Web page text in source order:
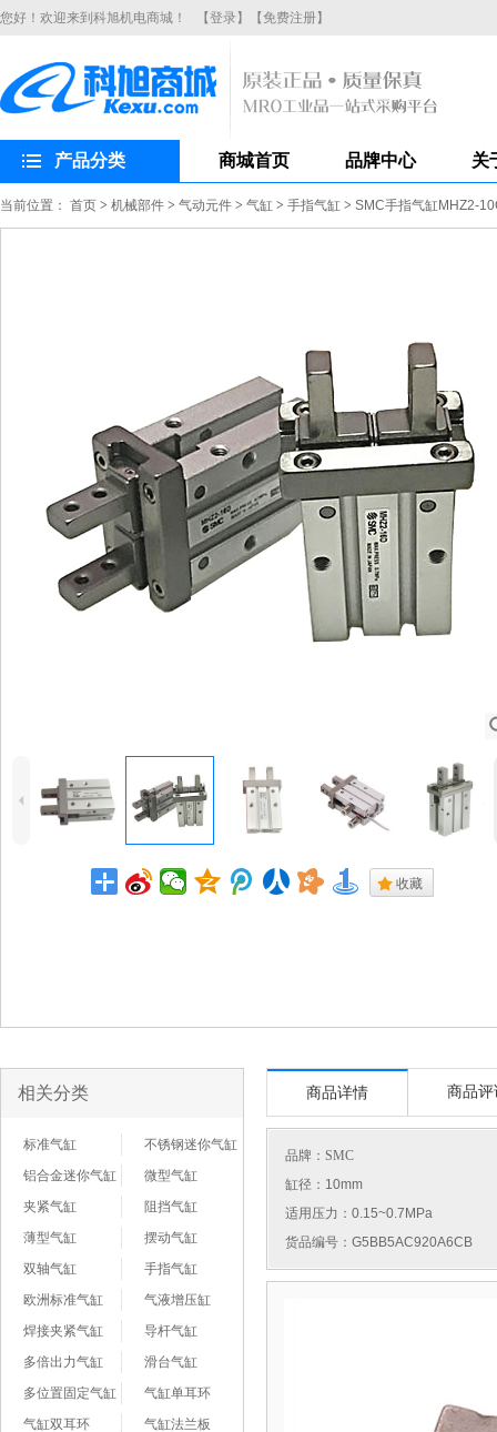
您好！欢迎来到科旭机电商城！ 【登录】 【免费注册】
产品分类 商城首页 品牌中心 关
当前位置： 首页 > 机械部件 > 气动元件 > 气缸 > 手指气缸 > SMC手指气缸MHZ2-
4
. 收藏
相关分类
标准气缸
不锈钢迷你气缸
铝合金迷你气缸
微型气缸
夹紧气缸
阻挡气缸
薄型气缸
摆动气缸
双轴气缸
手指气缸
欧洲标准气缸
气液增压缸
焊接夹紧气缸
导杆气缸
多倍出力气缸
滑台气缸
多位置固定气缸
气缸单耳环
气缸双耳环
气缸法兰板
商品详情 商品评
品牌： SMC
缸径：10mm
适用压力：0.15~0.7MPa
货品编号：G5BB5AC920A6CB